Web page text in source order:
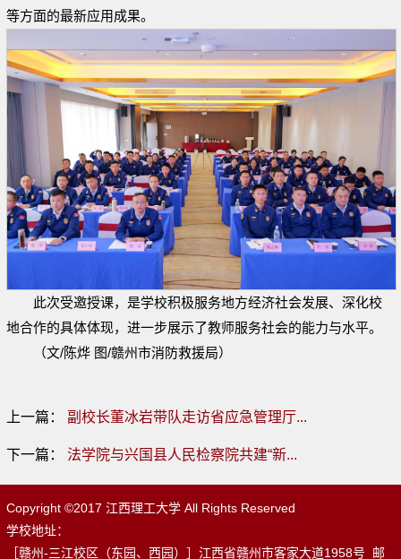
等方面的最新应用成果。
此次受邀授课，是学校积极服务地方经济社会发展、深化校
地合作的具体体现，进一步展示了教师服务社会的能力与水平。
（文/陈烨 图/赣州市消防救援局）
上一篇： 副校长董冰岩带队走访省应急管理厅...
下一篇： 法学院与兴国县人民检察院共建“新...
Copyright ©2017 江西理工大学 All Rights Reserved
学校地址：
［赣州-三江校区（东园、西园）］江西省赣州市客家大道1958号 邮